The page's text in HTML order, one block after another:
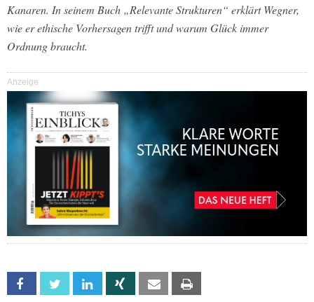
Kanaren. In seinem Buch „Relevante Strukturen“ erklärt Wegner,
wie er ethische Vorhersagen trifft und warum Glück immer
Ordnung braucht.
Anzeige
Facebook Twitter Linkedin Xing Email